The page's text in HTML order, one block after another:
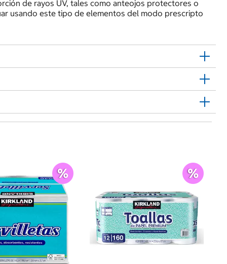
de rayos UV, tales como anteojos protectores o
usando este tipo de elementos del modo prescripto